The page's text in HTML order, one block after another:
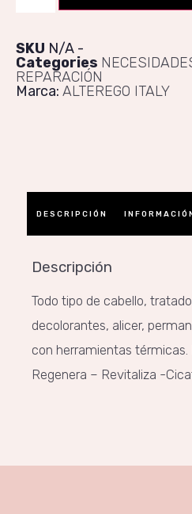
SKU N/A
Categories
REPARACIÓN​​
Marca: ALTEREGO ITALY
DESCRIPCIÓN
Descripción
Todo tipo de cabello,
decolorantes, alicer,
con herramientas
Regenera – Revitaliza -